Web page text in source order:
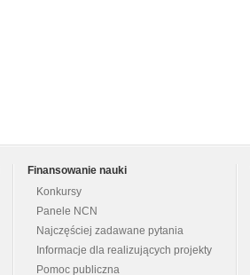
Finansowanie nauki
Konkursy
Panele NCN
Najczęściej zadawane pytania
Informacje dla realizujących projekty
Pomoc publiczna